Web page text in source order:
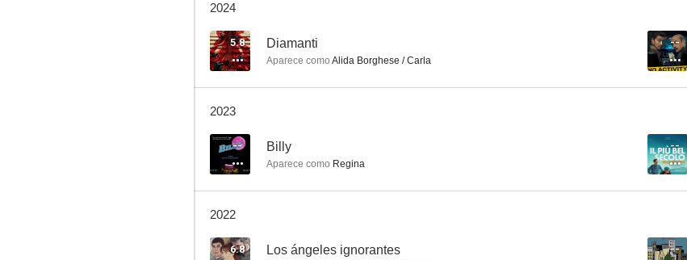
L'agenzia dei bugiardi
--
2024
5.8 Diamanti
Aparece como Alida Borghese / Carla
--
2023
-- Billy
Aparece como Regina
--
2022
6.8 Los ángeles ignorantes --